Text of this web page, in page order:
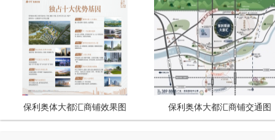
保利奥体大都汇商铺效果图 保利奥体大都汇商铺交通图